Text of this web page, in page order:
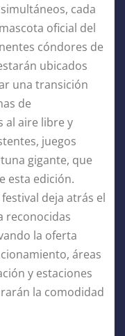
cada
oficial del
cóndores de
ubicados
una transición
de
al aire libre y
juegos
gigante, que
esta edición.
deja atrás el
reconocidas
la oferta
áreas
y estaciones
la comodidad